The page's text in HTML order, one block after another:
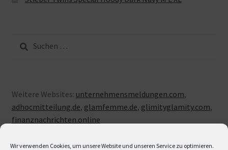
Wir verwenden Cookies, um unsere Website und unseren Service zu optimieren.
Suche
nach:
Weitere Websites: unternehmensmeldungen.com,
adhocmitteilung.de, glamfemme.de, glimityglamity.com,
finanznachrichten.online